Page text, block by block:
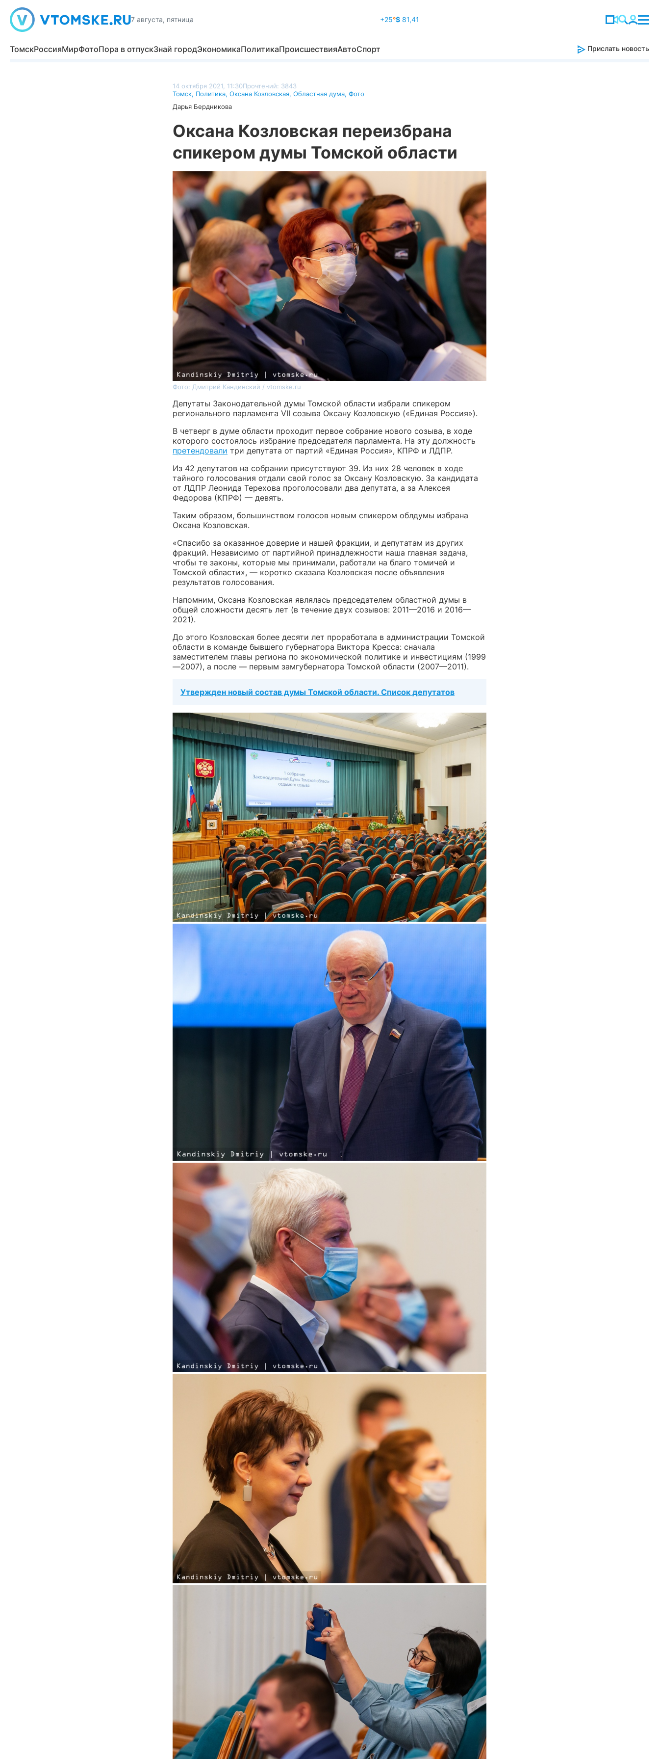
7 августа, пятница +25°$ 81,41
ТомскРоссияМирФотоПора в отпускЗнай городЭкономикаПолитикаПроисшествияАвтоСпорт Прислать новость
14 октября 2021, 11:30Прочтений: 3843
Томск, Политика, Оксана Козловская, Областная дума, Фото
Дарья Бердникова
Оксана Козловская переизбрана
спикером думы Томской области
Фото: Дмитрий Кандинский / vtomske.ru
Депутаты Законодательной думы Томской области избрали спикером
регионального парламента VII созыва Оксану Козловскую («Единая Россия»).
В четверг в думе области проходит первое собрание нового созыва, в ходе
которого состоялось избрание председателя парламента. На эту должность
претендовали три депутата от партий «Единая Россия», КПРФ и ЛДПР.
Из 42 депутатов на собрании присутствуют 39. Из них 28 человек в ходе
тайного голосования отдали свой голос за Оксану Козловскую. За кандидата
от ЛДПР Леонида Терехова проголосовали два депутата, а за Алексея
Федорова (КПРФ) — девять.
Таким образом, большинством голосов новым спикером облдумы избрана
Оксана Козловская.
«Спасибо за оказанное доверие и нашей фракции, и депутатам из других
фракций. Независимо от партийной принадлежности наша главная задача,
чтобы те законы, которые мы принимали, работали на благо томичей и
Томской области», — коротко сказала Козловская после объявления
результатов голосования.
Напомним, Оксана Козловская являлась председателем областной думы в
общей сложности десять лет (в течение двух созывов: 2011—2016 и 2016—
2021).
До этого Козловская более десяти лет проработала в администрации Томской
области в команде бывшего губернатора Виктора Кресса: сначала
заместителем главы региона по экономической политике и инвестициям (1999
—2007), а после — первым замгубернатора Томской области (2007—2011).
Утвержден новый состав думы Томской области. Список депутатов